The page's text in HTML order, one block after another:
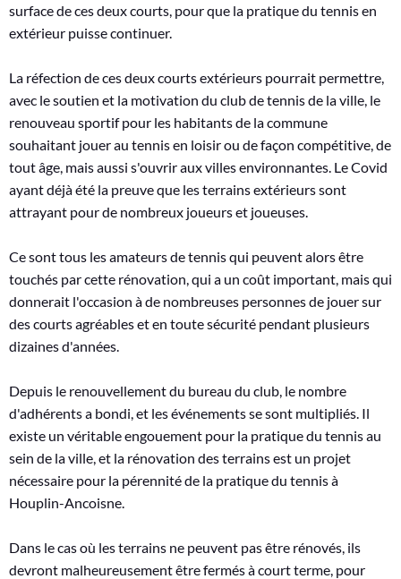
surface de ces deux courts, pour que la pratique du tennis en
extérieur puisse continuer.
La réfection de ces deux courts extérieurs pourrait permettre,
avec le soutien et la motivation du club de tennis de la ville, le
renouveau sportif pour les habitants de la commune
souhaitant jouer au tennis en loisir ou de façon compétitive, de
tout âge, mais aussi s'ouvrir aux villes environnantes. Le Covid
ayant déjà été la preuve que les terrains extérieurs sont
attrayant pour de nombreux joueurs et joueuses.
Ce sont tous les amateurs de tennis qui peuvent alors être
touchés par cette rénovation, qui a un coût important, mais qui
donnerait l'occasion à de nombreuses personnes de jouer sur
des courts agréables et en toute sécurité pendant plusieurs
dizaines d'années.
Depuis le renouvellement du bureau du club, le nombre
d'adhérents a bondi, et les événements se sont multipliés. Il
existe un véritable engouement pour la pratique du tennis au
sein de la ville, et la rénovation des terrains est un projet
nécessaire pour la pérennité de la pratique du tennis à
Houplin-Ancoisne.
Dans le cas où les terrains ne peuvent pas être rénovés, ils
devront malheureusement être fermés à court terme, pour